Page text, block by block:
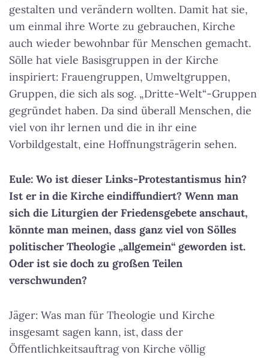
gestalten und verändern wollten. Damit hat sie,
um einmal ihre Worte zu gebrauchen, Kirche
auch wieder bewohnbar für Menschen gemacht.
Sölle hat viele Basisgruppen in der Kirche
inspiriert: Frauengruppen, Umweltgruppen,
Gruppen, die sich als sog. „Dritte-Welt“-Gruppen
gegründet haben. Da sind überall Menschen, die
viel von ihr lernen und die in ihr eine
Vorbildgestalt, eine Hoffnungsträgerin sehen.
Eule: Wo ist dieser Links-Protestantismus hin?
Ist er in die Kirche eindiffundiert? Wenn man
sich die Liturgien der Friedensgebete anschaut,
könnte man meinen, dass ganz viel von Sölles
politischer Theologie „allgemein“ geworden ist.
Oder ist sie doch zu großen Teilen
verschwunden?
Jäger: Was man für Theologie und Kirche
insgesamt sagen kann, ist, dass der
Öffentlichkeitsauftrag von Kirche völlig